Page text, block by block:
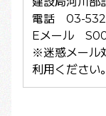
電話 03-
Eメール
※迷惑メール
利用ください。